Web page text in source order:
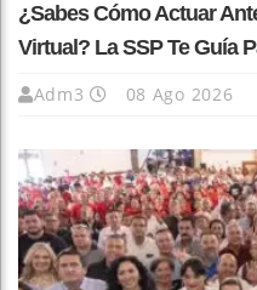
¿Sabes Cómo Actuar
Virtual? La SSP Te Guía
Adm3 08 Ago 2026